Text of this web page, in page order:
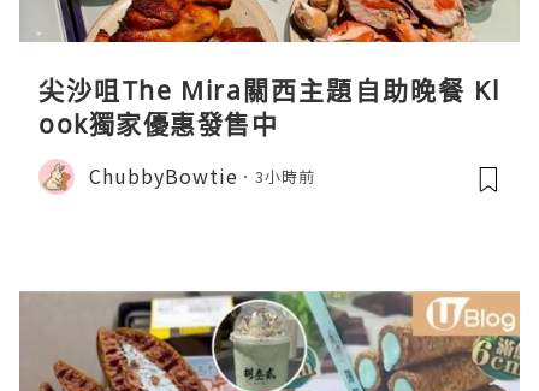
尖沙咀The Mira關西主題自助晚餐 Kl
ook獨家優惠發售中
ChubbyBowtie 3小時前